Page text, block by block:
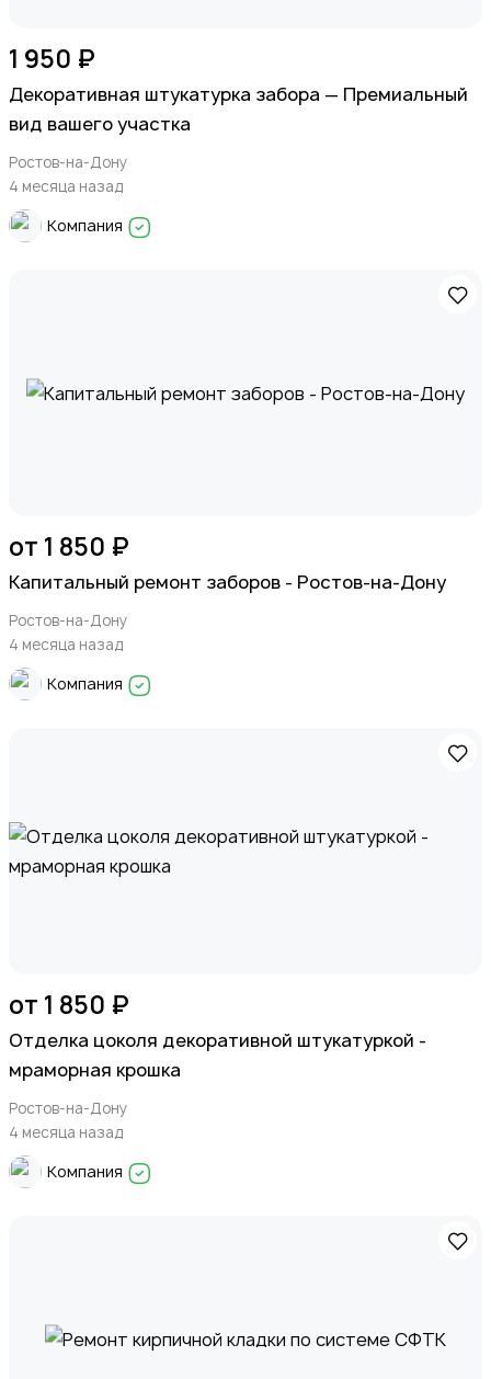
1 950 ₽
Декоративная штукатурка забора — Премиальный
вид вашего участка
Ростов-на-Дону
4 месяца назад
Компания
от 1 850 ₽
Капитальный ремонт заборов - Ростов-на-Дону
Ростов-на-Дону
4 месяца назад
Компания
от 1 850 ₽
Отделка цоколя декоративной штукатуркой -
мраморная крошка
Ростов-на-Дону
4 месяца назад
Компания